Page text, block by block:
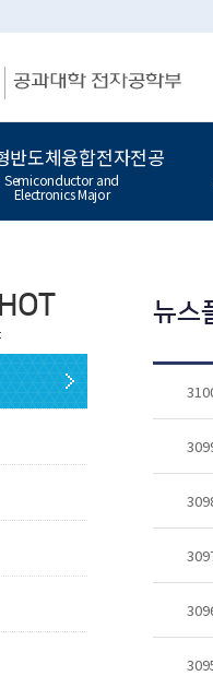
반도체융합전자전공
Semiconductor and
Electronics Major
뉴스